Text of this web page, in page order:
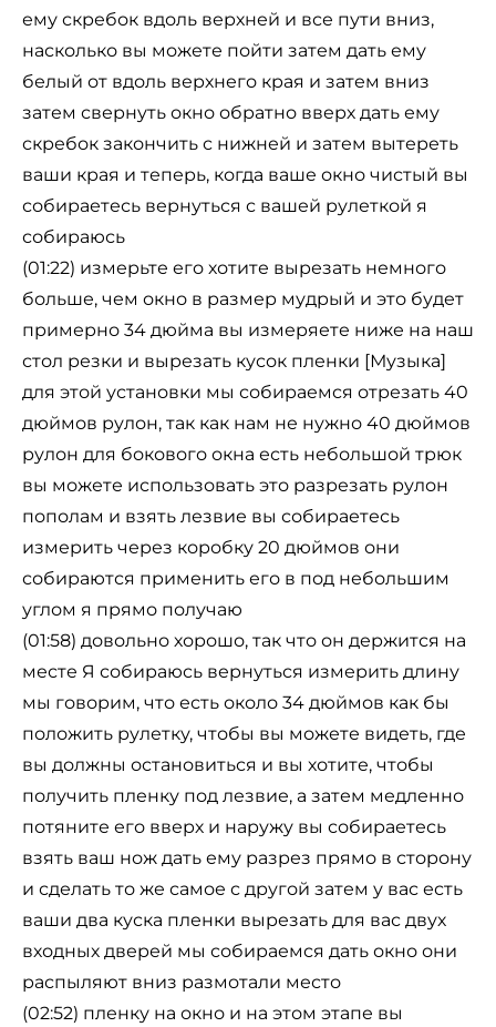
ему скребок вдоль верхней и все пути вниз,
насколько вы можете пойти затем дать ему
белый от вдоль верхнего края и затем вниз
затем свернуть окно обратно вверх дать ему
скребок закончить с нижней и затем вытереть
ваши края и теперь, когда ваше окно чистый вы
собираетесь вернуться с вашей рулеткой я
собираюсь
(01:22) измерьте его хотите вырезать немного
больше, чем окно в размер мудрый и это будет
примерно 34 дюйма вы измеряете ниже на наш
стол резки и вырезать кусок пленки [Музыка]
для этой установки мы собираемся отрезать 40
дюймов рулон, так как нам не нужно 40 дюймов
рулон для бокового окна есть небольшой трюк
вы можете использовать это разрезать рулон
пополам и взять лезвие вы собираетесь
измерить через коробку 20 дюймов они
собираются применить его в под небольшим
углом я прямо получаю
(01:58) довольно хорошо, так что он держится на
месте Я собираюсь вернуться измерить длину
мы говорим, что есть около 34 дюймов как бы
положить рулетку, чтобы вы можете видеть, где
вы должны остановиться и вы хотите, чтобы
получить пленку под лезвие, а затем медленно
потяните его вверх и наружу вы собираетесь
взять ваш нож дать ему разрез прямо в сторону
и сделать то же самое с другой затем у вас есть
ваши два куска пленки вырезать для вас двух
входных дверей мы собираемся дать окно они
распыляют вниз размотали место
(02:52) пленку на окно и на этом этапе вы